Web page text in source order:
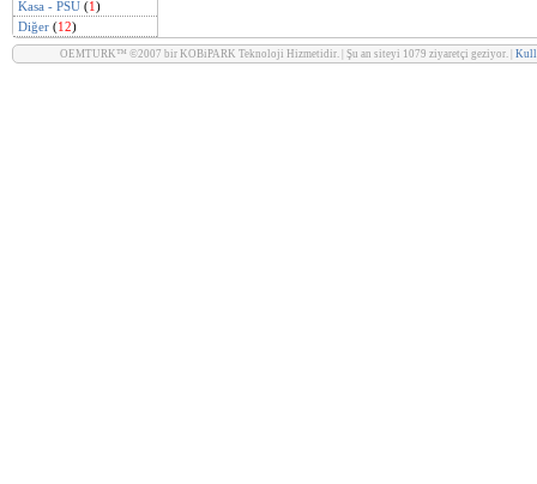
Kasa - PSU (1)
Diğer (12)
OEMTURK™ ©2007 bir KOBiPARK Teknoloji Hizmetidir. | Şu an siteyi 1079 ziyaretçi geziyor. |